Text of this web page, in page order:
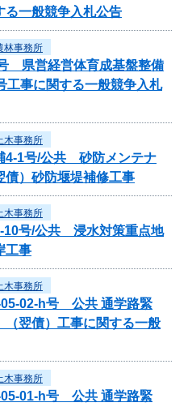
る一般競争入札公告
林事務所
県営経営体育成基盤整備
事に関する一般競争入札
木事務所
4-1号/公共 砂防メンテナ
債）砂防堰堤補修工事
木事務所
10号/公共 浸水対策重点地
工事
木事務所
05-02-h号 公共 通学路緊
翌債）工事に関する一般
木事務所
05-01-h号 公共 通学路緊